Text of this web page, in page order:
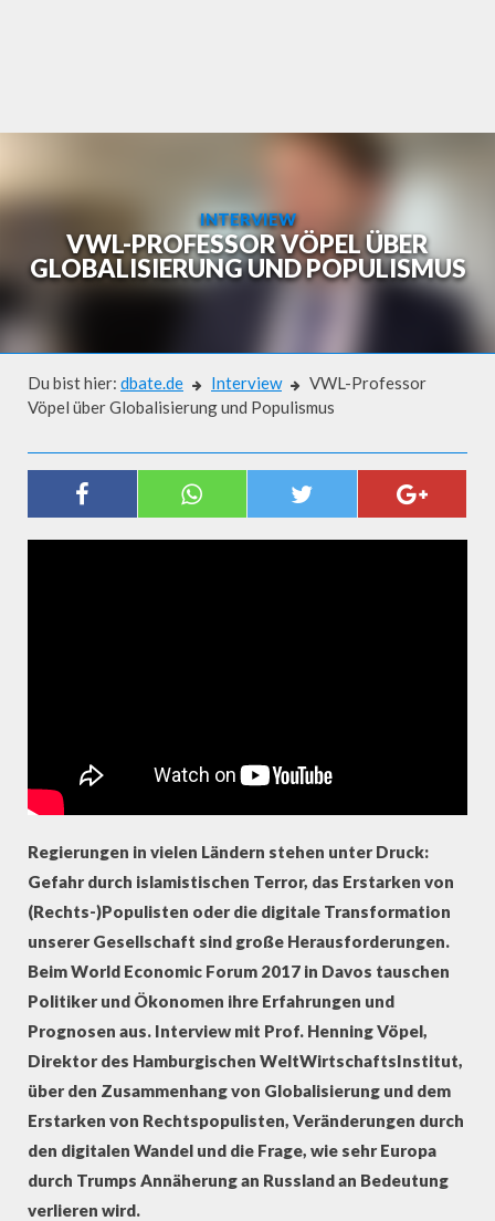
INTERVIEW
VWL-PROFESSOR VÖPEL ÜBER
GLOBALISIERUNG UND POPULISMUS
Du bist hier: dbate.de Interview
VWL-Professor
Vöpel über Globalisierung und Populismus
VWL-PROFESSOR VÖPEL ÜBER
GLOBALISIERUNG UND
POPULISMUS
Regierungen in vielen Ländern stehen unter Druck:
Gefahr durch islamistischen Terror, das Erstarken von
(Rechts-)Populisten oder die digitale Transformation
unserer Gesellschaft sind große Herausforderungen.
Beim World Economic Forum 2017 in Davos tauschen
Politiker und Ökonomen ihre Erfahrungen und
Prognosen aus. Interview mit Prof. Henning Vöpel,
Direktor des Hamburgischen WeltWirtschaftsInstitut,
über den Zusammenhang von Globalisierung und dem
Erstarken von Rechtspopulisten, Veränderungen durch
den digitalen Wandel und die Frage, wie sehr Europa
durch Trumps Annäherung an Russland an Bedeutung
verlieren wird.